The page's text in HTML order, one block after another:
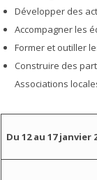
Développer des
Accompagner les
Former et outiller
Construire des
Associations
Du 12 au 17 janvier